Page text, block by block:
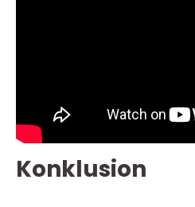
Konklusion